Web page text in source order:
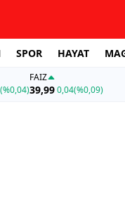
SPOR HAYAT
(%0,04)
FAİZ
39,990,04(%0,09)